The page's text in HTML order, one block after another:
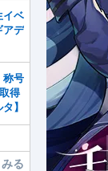
イベ
アデ
称号
得
】
る